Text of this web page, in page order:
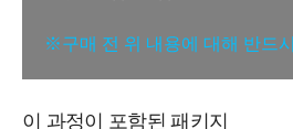
※구매 전 위 내용에 대해 반드
이 과정이 포함된 패키지